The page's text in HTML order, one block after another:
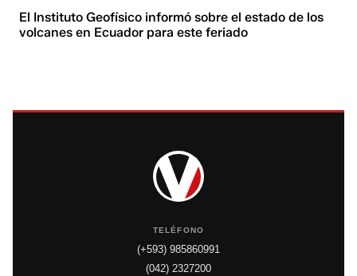
El Instituto Geofísico informó sobre el estado de los
volcanes en Ecuador para este feriado
TELÉFONO
(+593) 985860991
(042) 2327200